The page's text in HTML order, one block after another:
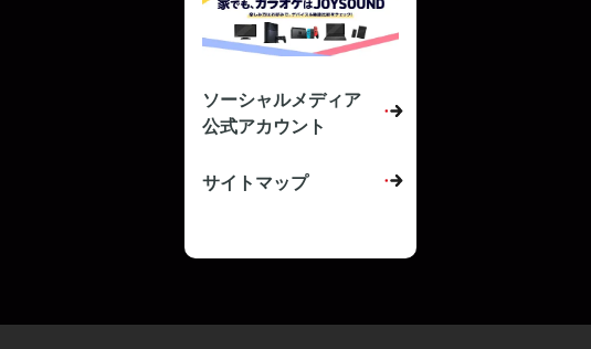
ソーシャルメディア
公式アカウント
サイトマップ